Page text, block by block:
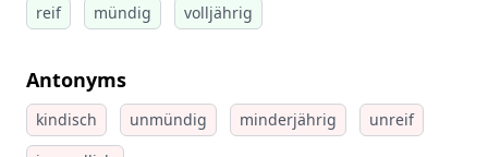
reif mündig volljährig
Antonyms
kindisch unmündig minderjährig
unreif